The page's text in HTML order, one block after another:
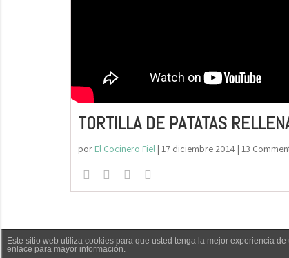
TORTILLA DE PATATAS
por El Cocinero Fiel| 17 diciembre 2014| 13
El Cocinero Fiel © 2019 -
Este sitio web utiliza cookies para que usted tenga la mejor experiencia
enlace para mayor información.